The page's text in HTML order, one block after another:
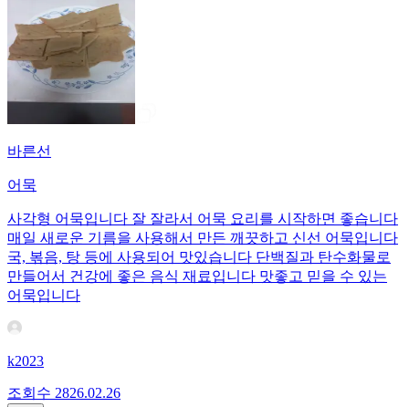
바른선
어묵
사각형 어묵입니다 잘 잘라서 어묵 요리를 시작하면 좋습니다
매일 새로운 기름을 사용해서 만든 깨끗하고 신선 어묵입니다
국, 볶음, 탕 등에 사용되어 맛있습니다 단백질과 탄수화물로
만들어서 건강에 좋은 음식 재료입니다 맛좋고 믿을 수 있는
어묵입니다
k2023
조회수 2826.02.26